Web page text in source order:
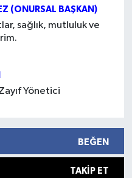
(ONURSAL BAŞKAN)
sağlık, mutluluk ve
Yönetici
BEĞEN
TAKIP ET